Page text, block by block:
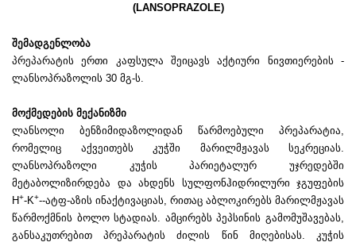
(LANSOPRAZOLE)
შემადგენლობა
პრეპარატის ერთი კაფსულა შეიცავს აქტიური ნივთიერების -
ლანსოპრაზოლის 30 მგ-ს.
მოქმედების მექანიზმი
ლანსოლი ბენზიმიდაზოლიდან წარმოებული პრეპარატია,
რომელიც აქვეითებს კუჭში მარილმჟავას სეკრეციას.
ლანსოპრაზოლი კუჭის პარიეტალურ უჯრედებში
მეტაბოლიზირდება და ახდენს სულფონჰიდრილური ჯგუფების
H+-K+--ატფ-აზის ინაქტივაციას, რითაც აბლოკირებს მარილმჟავას
წარმოქმნის ბოლო სტადიას. ამცირებს პეპსინის გამომუშავებას,
განსაკუთრებით პრეპარატის ძილის წინ მიღებისას. კუჭის